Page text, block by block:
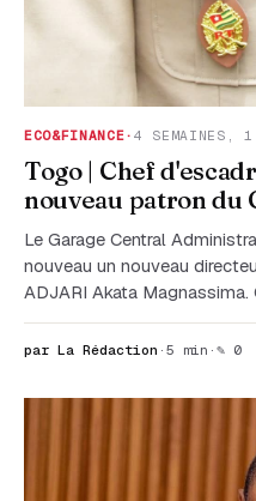
ECO&FINANCE·4 SEMAINES, 1
Togo | Chef
nouveau patron du
Le Garage Central
nouveau un nouveau
ADJARI Akata
par La Rédaction · 5 min · ✎ 0